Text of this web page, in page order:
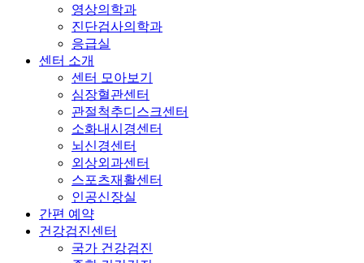
영상의학과
진단검사의학과
응급실
센터 소개
센터 모아보기
심장혈관센터
관절척추디스크센터
소화내시경센터
뇌신경센터
외상외과센터
스포츠재활센터
인공신장실
간편 예약
건강검진센터
국가 건강검진